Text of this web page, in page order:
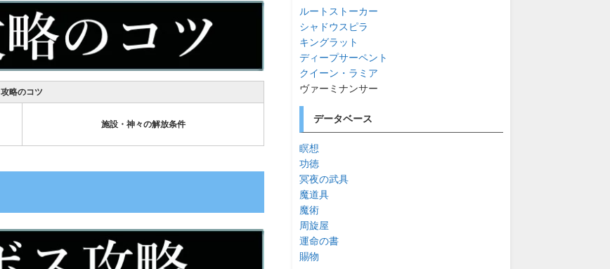
攻略のコツ
施設・神々の解放条件
ルートストーカー
シャドウスピラ
キングラット
ディープサーペント
クイーン・ラミア
ヴァーミナンサー
データベース
瞑想
功徳
冥夜の武具
魔道具
魔術
周旋屋
運命の書
賜物